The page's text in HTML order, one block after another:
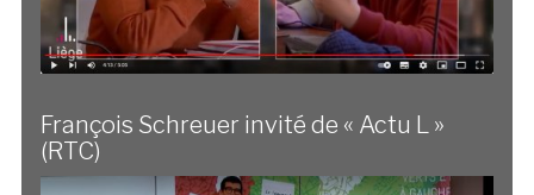
François Schreuer invité de « Actu L »
(RTC)